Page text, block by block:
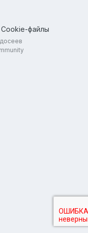
Cookie-файлы